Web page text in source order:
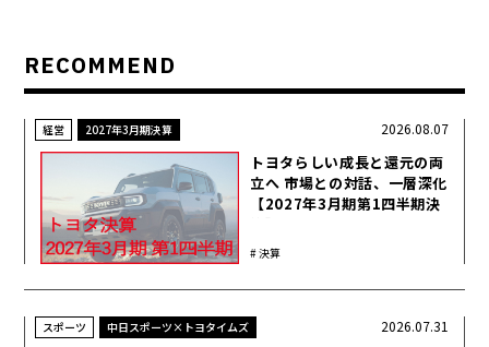
RECOMMEND
経営 2027年3月期決算
トヨタらしい成長と還元の両
立へ 市場との対話、一層深化
【2027年3月期第1四半期決
決算
2026.08.07
スポーツ 中日スポーツ×トヨタイムズ 2026.07.31